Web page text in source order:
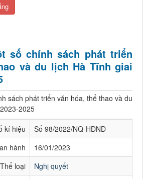
số chính sách phát triển
và du lịch Hà Tĩnh giai
sách phát triển văn hóa, thể thao và du
2025
kí hiệu
Số 98/2022/NQ-HĐND
hành
16/01/2023
Thể loại
Nghị quyết